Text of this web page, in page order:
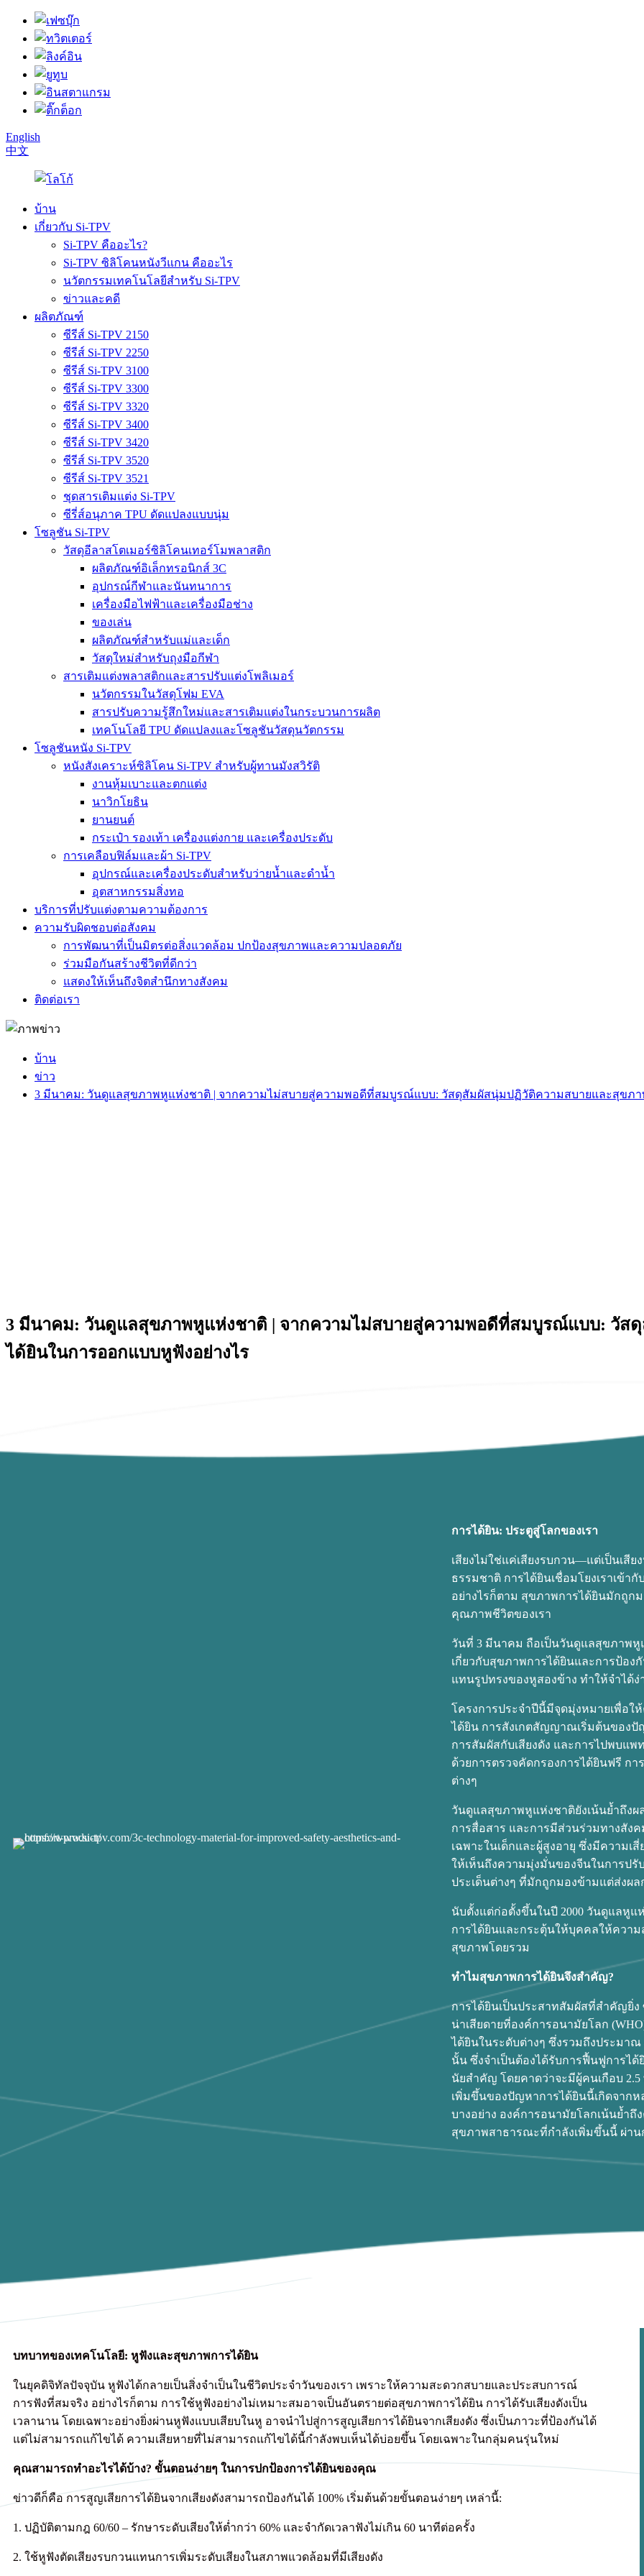
English
中文
บ้าน
เกี่ยวกับ Si-TPV
Si-TPV คืออะไร?
Si-TPV ซิลิโคนหนังวีแกน คืออะไร
นวัตกรรมเทคโนโลยีสำหรับ Si-TPV
ข่าวและคดี
ผลิตภัณฑ์
ซีรีส์ Si-TPV 2150
ซีรีส์ Si-TPV 2250
ซีรีส์ Si-TPV 3100
ซีรีส์ Si-TPV 3300
ซีรีส์ Si-TPV 3320
ซีรีส์ Si-TPV 3400
ซีรีส์ Si-TPV 3420
ซีรีส์ Si-TPV 3520
ซีรีส์ Si-TPV 3521
ชุดสารเติมแต่ง Si-TPV
ซีรี่ส์อนุภาค TPU ดัดแปลงแบบนุ่ม
โซลูชัน Si-TPV
วัสดุอีลาสโตเมอร์ซิลิโคนเทอร์โมพลาสติก
ผลิตภัณฑ์อิเล็กทรอนิกส์ 3C
อุปกรณ์กีฬาและนันทนาการ
เครื่องมือไฟฟ้าและเครื่องมือช่าง
ของเล่น
ผลิตภัณฑ์สำหรับแม่และเด็ก
วัสดุใหม่สำหรับถุงมือกีฬา
สารเติมแต่งพลาสติกและสารปรับแต่งโพลิเมอร์
นวัตกรรมในวัสดุโฟม EVA
สารปรับความรู้สึกใหม่และสารเติมแต่งในกระบวนการผลิต
เทคโนโลยี TPU ดัดแปลงและโซลูชันวัสดุนวัตกรรม
โซลูชันหนัง Si-TPV
หนังสังเคราะห์ซิลิโคน Si-TPV สำหรับผู้ทานมังสวิรัติ
งานหุ้มเบาะและตกแต่ง
นาวิกโยธิน
ยานยนต์
กระเป๋า รองเท้า เครื่องแต่งกาย และเครื่องประดับ
การเคลือบฟิล์มและผ้า Si-TPV
อุปกรณ์และเครื่องประดับสำหรับว่ายน้ำและดำน้ำ
อุตสาหกรรมสิ่งทอ
บริการที่ปรับแต่งตามความต้องการ
ความรับผิดชอบต่อสังคม
การพัฒนาที่เป็นมิตรต่อสิ่งแวดล้อม ปกป้องสุขภาพและความปลอดภัย
ร่วมมือกันสร้างชีวิตที่ดีกว่า
แสดงให้เห็นถึงจิตสำนึกทางสังคม
ติดต่อเรา
บ้าน
ข่าว
3 มีนาคม: วันดูแลสุขภาพหูแห่งชาติ | จากความไม่สบายสู่ความพอดีที่สมบูรณ์แบบ: วัสดุสัมผัสนุ่มปฏิวัติความสบายและสุขภา
3 มีนาคม: วันดูแลสุขภาพหูแห่งชาติ | จากความไม่สบายสู่ความพอดีที่สมบูรณ์แบบ: วัส
ได้ยินในการออกแบบหูฟังอย่างไร
การได้ยิน: ประตูสู่โลกของเรา
เสียงไม่ใช่แค่เสียงรบกวน—แต่เป็นเสีย
ธรรมชาติ การได้ยินเชื่อมโยงเราเข้า
อย่างไรก็ตาม สุขภาพการได้ยินมักถูก
คุณภาพชีวิตของเรา
วันที่ 3 มีนาคม ถือเป็นวันดูแลสุขภาพ
เกี่ยวกับสุขภาพการได้ยินและการป้อ
แทนรูปทรงของหูสองข้าง ทำให้จำได้
โครงการประจำปีนี้มีจุดมุ่งหมายเพื่อ
ได้ยิน การสังเกตสัญญาณเริ่มต้นของปั
การสัมผัสกับเสียงดัง และการไปพบแ
ด้วยการตรวจคัดกรองการได้ยินฟรี ก
ต่างๆ
วันดูแลสุขภาพหูแห่งชาติยังเน้นย้ำถึง
การสื่อสาร และการมีส่วนร่วมทางสัง
เฉพาะในเด็กและผู้สูงอายุ ซึ่งมีความ
ให้เห็นถึงความมุ่งมั่นของจีนในการปรั
ประเด็นต่างๆ ที่มักถูกมองข้ามแต่ส่งผ
นับตั้งแต่ก่อตั้งขึ้นในปี 2000 วันดูแลหู
การได้ยินและกระตุ้นให้บุคคลให้ควา
สุขภาพโดยรวม
ทำไมสุขภาพการได้ยินจึงสำคัญ?
การได้ยินเป็นประสาทสัมผัสที่สำคัญยิ่
น่าเสียดายที่องค์การอนามัยโลก
ได้ยินในระดับต่างๆ ซึ่งรวมถึงประมา
นั้น ซึ่งจำเป็นต้องได้รับการฟื้นฟูการไ
นัยสำคัญ โดยคาดว่าจะมีผู้คนเกือบ
เพิ่มขึ้นของปัญหาการได้ยินนี้เกิดจากห
บางอย่าง องค์การอนามัยโลกเน้นย้ำ
สุขภาพสาธารณะที่กำลังเพิ่มขึ้นนี้ ผ่า
บทบาทของเทคโนโลยี: หูฟังและสุขภาพการได้ยิน
ในยุคดิจิทัลปัจจุบัน หูฟังได้กลายเป็นสิ่งจำเป็นในชีวิตประจำวันของเรา เพราะให้ความสะดวกสบายและประสบการณ์
การฟังที่สมจริง อย่างไรก็ตาม การใช้หูฟังอย่างไม่เหมาะสมอาจเป็นอันตรายต่อสุขภาพการได้ยิน การได้รับเสียงดังเป็น
เวลานาน โดยเฉพาะอย่างยิ่งผ่านหูฟังแบบเสียบในหู อาจนำไปสู่การสูญเสียการได้ยินจากเสียงดัง ซึ่งเป็นภาวะที่ป้องกันได้
แต่ไม่สามารถแก้ไขได้ ความเสียหายที่ไม่สามารถแก้ไขได้นี้กำลังพบเห็นได้บ่อยขึ้น โดยเฉพาะในกลุ่มคนรุ่นใหม่
คุณสามารถทำอะไรได้บ้าง? ขั้นตอนง่ายๆ ในการปกป้องการได้ยินของคุณ
ข่าวดีก็คือ การสูญเสียการได้ยินจากเสียงดังสามารถป้องกันได้ 100% เริ่มต้นด้วยขั้นตอนง่ายๆ เหล่านี้:
1. ปฏิบัติตามกฎ 60/60 – รักษาระดับเสียงให้ต่ำกว่า 60% และจำกัดเวลาฟังไม่เกิน 60 นาทีต่อครั้ง
2. ใช้หูฟังตัดเสียงรบกวนแทนการเพิ่มระดับเสียงในสภาพแวดล้อมที่มีเสียงดัง